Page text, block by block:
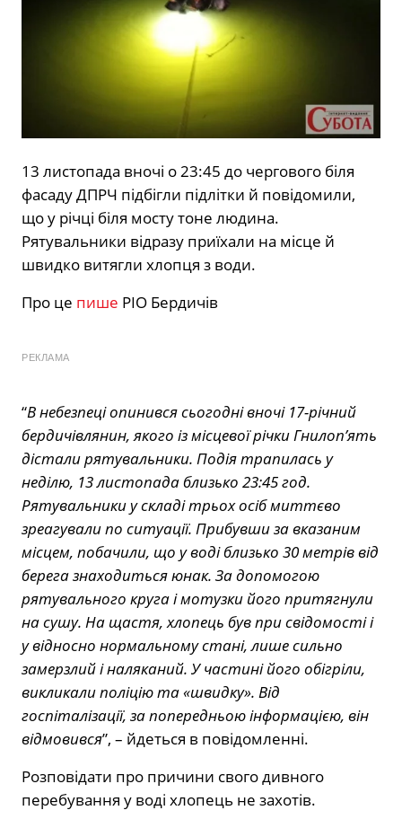
13 листопада вночі о 23:45 до чергового біля
фасаду ДПРЧ підбігли підлітки й повідомили,
що у річці біля мосту тоне людина.
Рятувальники відразу приїхали на місце й
швидко витягли хлопця з води.
Про це пише РІО Бердичів
РЕКЛАМА
“В небезпеці опинився сьогодні вночі 17-річний
бердичівлянин, якого із місцевої річки Гнилоп’ять
дістали рятувальники. Подія трапилась у
неділю, 13 листопада близько 23:45 год.
Рятувальники у складі трьох осіб миттєво
зреагували по ситуації. Прибувши за вказаним
місцем, побачили, що у воді близько 30 метрів від
берега знаходиться юнак. За допомогою
рятувального круга і мотузки його притягнули
на сушу. На щастя, хлопець був при свідомості і
у відносно нормальному стані, лише сильно
замерзлий і наляканий. У частині його обігріли,
викликали поліцію та «швидку». Від
госпіталізації, за попередньою інформацією, він
відмовився”, – йдеться в повідомленні.
Розповідати про причини свого дивного
перебування у воді хлопець не захотів.